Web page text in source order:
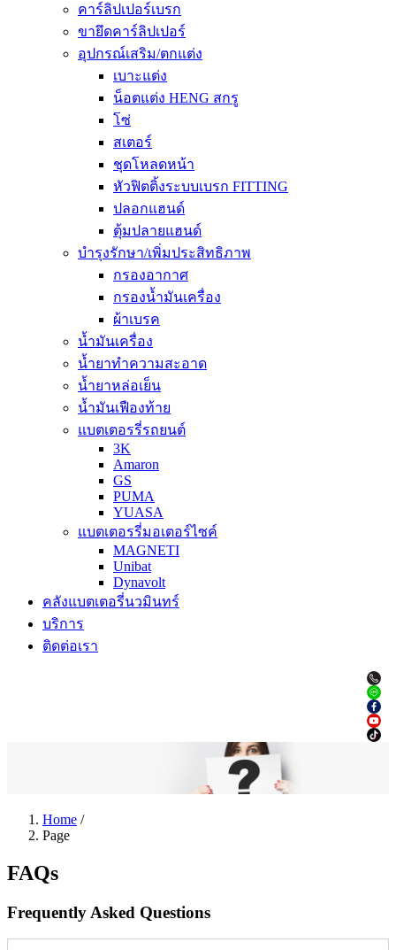
คาร์ลิปเปอร์เบรก
ขายึดคาร์ลิปเปอร์
อุปกรณ์เสริม/ตกแต่ง
เบาะแต่ง
น็อตแต่ง HENG สกรู
โซ่
สเตอร์
ชุดโหลดหน้า
หัวฟิตติ้งระบบเบรก FITTING
ปลอกแฮนด์
ตุ้มปลายแฮนด์
บำรุงรักษา/เพิ่มประสิทธิภาพ
กรองอากาศ
กรองน้ำมันเครื่อง
ผ้าเบรค
น้ำมันเครื่อง
น้ำยาทำความสะอาด
น้ำยาหล่อเย็น
น้ำมันเฟืองท้าย
แบตเตอรรี่รถยนต์
3K
Amaron
GS
PUMA
YUASA
แบตเตอรรี่มอเตอร์ไซค์
MAGNETI
Unibat
Dynavolt
คลังแบตเตอรี่นวมินทร์
บริการ
ติดต่อเรา
Home /
Page
FAQs
Frequently Asked Questions